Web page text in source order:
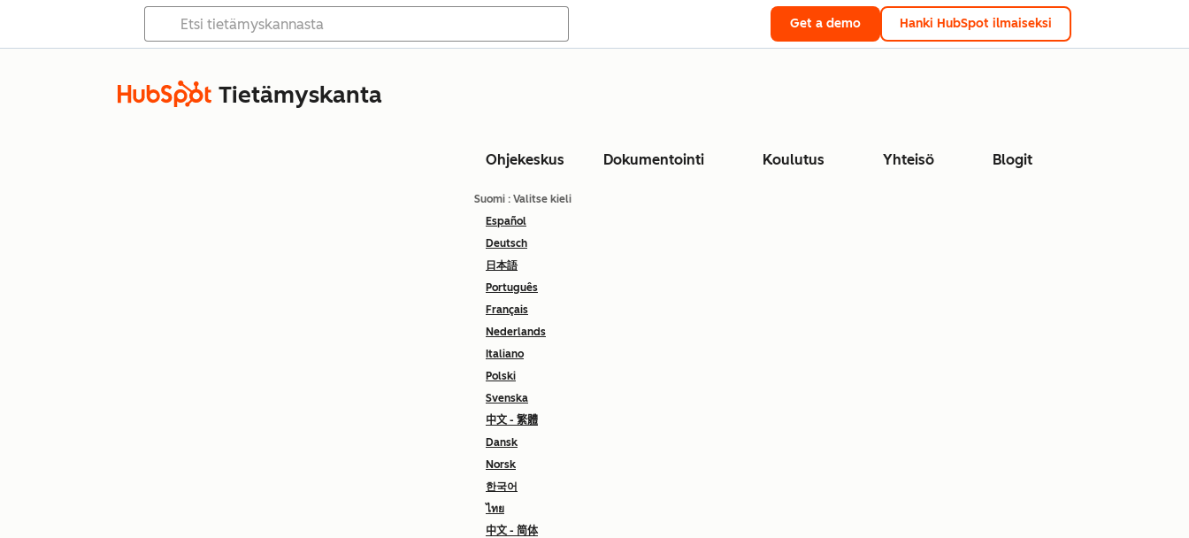
Get a demo Hanki HubSpot ilmaiseksi
Tietämyskanta
Ohjekeskus Dokumentointi Koulutus Yhteisö Blogit
Suomi : Valitse kieli
Español
Deutsch
日本語
Português
Français
Nederlands
Italiano
Polski
Svenska
中文 - 繁體
Dansk
Norsk
한국어
ไทย
中文 - 简体